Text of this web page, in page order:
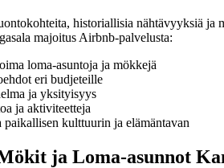
historiallisia nähtävyyksiä
majoitus Airbnb-palvelusta:
loma-asuntoja ja mökkejä
eri budjeteille
ja yksityisyys
ja aktiviteetteja
kulttuurin ja elämäntavan
ja Loma-asunnot